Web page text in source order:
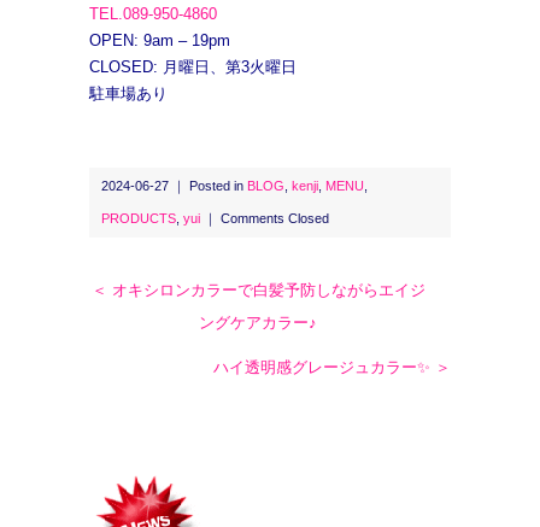
TEL.089-950-4860
OPEN: 9am – 19pm
CLOSED: 月曜日、第3火曜日
駐車場あり
2024-06-27 ｜ Posted in BLOG kenji MENU
PRODUCTS yui Comments Closed
＜ オキシロンカラーで白髪予防しながらエイジ
ングケアカラー♪
ハイ透明感グレージュカラー✨ ＞